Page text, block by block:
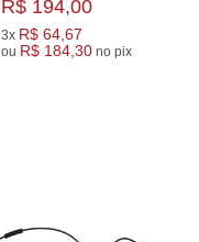
R$ 194,00
3x R$ 64,67
ou R$ 184,30 no pix